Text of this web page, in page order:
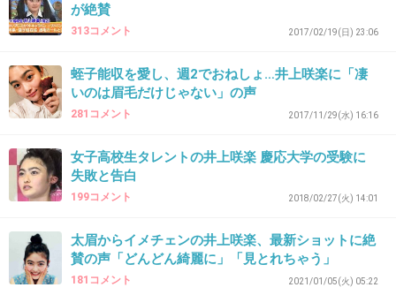
>>33
昔同じホリプロにいた春香クリスティーンもそ
1件の返信
-1
38. 匿名2022/01/07(金) 09:59:51
が絶賛
313コメント 2017/02/19(日) 23:06
蛭子能収を愛し、週2でおねしょ…井上咲楽に「凄
いのは眉毛だけじゃない」の声
281コメント 2017/11/29(水) 16:16
女子高校生タレントの井上咲楽 慶応大学の受験に
失敗と告白
199コメント 2018/02/27(火) 14:01
太眉からイメチェンの井上咲楽、最新ショットに絶
賛の声「どんどん綺麗に」「見とれちゃう」
181コメント 2021/01/05(火) 05:22